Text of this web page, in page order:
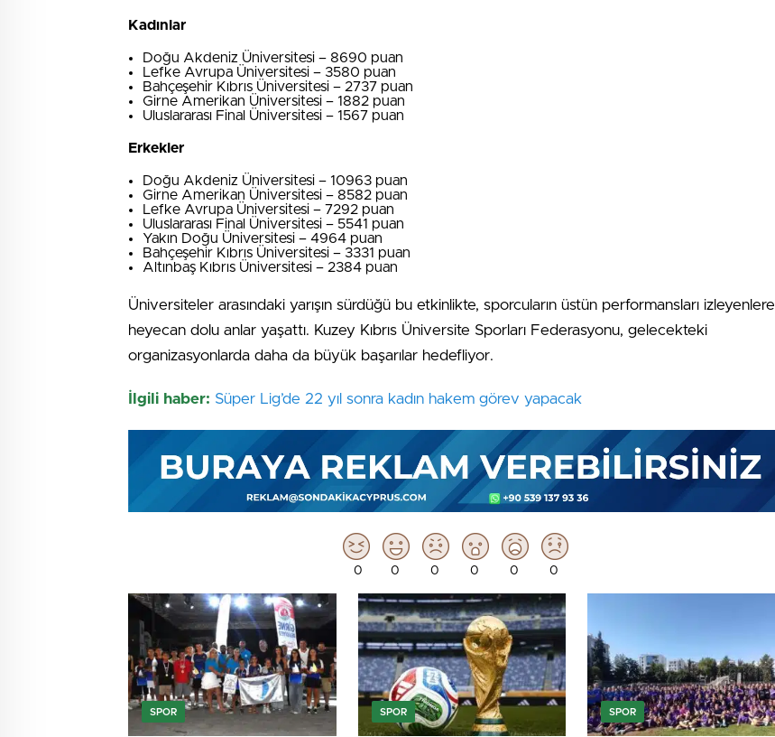
Kadınlar
Doğu Akdeniz Üniversitesi – 8690 puan
Lefke Avrupa Üniversitesi – 3580 puan
Bahçeşehir Kıbrıs Üniversitesi – 2737 puan
Girne Amerikan Üniversitesi – 1882 puan
Uluslararası Final Üniversitesi – 1567 puan
Erkekler
Doğu Akdeniz Üniversitesi – 10963 puan
Girne Amerikan Üniversitesi – 8582 puan
Lefke Avrupa Üniversitesi – 7292 puan
Uluslararası Final Üniversitesi – 5541 puan
Yakın Doğu Üniversitesi – 4964 puan
Bahçeşehir Kıbrıs Üniversitesi – 3331 puan
Altınbaş Kıbrıs Üniversitesi – 2384 puan
Üniversiteler arasındaki yarışın sürdüğü bu etkinlikte, sporcuların üstün performansları izleyenlere
heyecan dolu anlar yaşattı. Kuzey Kıbrıs Üniversite Sporları Federasyonu, gelecekteki
organizasyonlarda daha da büyük başarılar hedefliyor.
İlgili haber: Süper Lig’de 22 yıl sonra kadın hakem görev yapacak
0 0 0 0 0 0
SPOR SPOR SPOR